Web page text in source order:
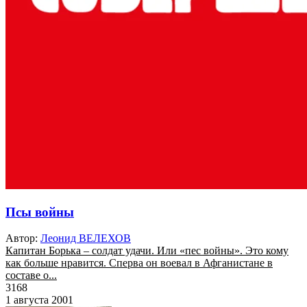
Псы войны
Автор: Леонид ВЕЛЕХОВ
Капитан Борька – солдат удачи. Или «пес войны». Это кому
как больше нравится. Сперва он воевал в Афганистане в
составе о...
3168
1 августа 2001